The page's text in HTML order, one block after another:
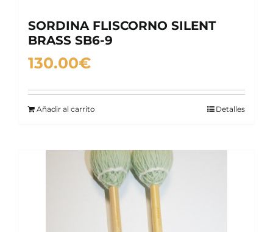
SORDINA FLISCORNO SILENT
BRASS SB6-9
130.00€
Añadir al carrito Detalles